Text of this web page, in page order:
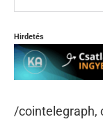
Hirdetés
/cointelegraph,